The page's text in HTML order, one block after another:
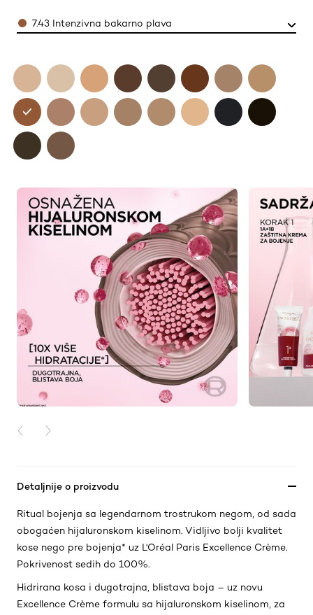
Color7.43 Intenzivna bakarno plava
PREVIOUS CARD
NEXT CARD
Detaljnije o proizvodu
Ritual bojenja sa legendarnom trostrukom negom, od sada
obogaćen hijaluronskom kiselinom. Vidljivo bolji kvalitet
kose nego pre bojenja* uz L'Oréal Paris Excellence Crème.
Pokrivenost sedih do 100%.
Hidrirana kosa i dugotrajna, blistava boja – uz novu
Excellence Crème formulu sa hijaluronskom kiselinom, za